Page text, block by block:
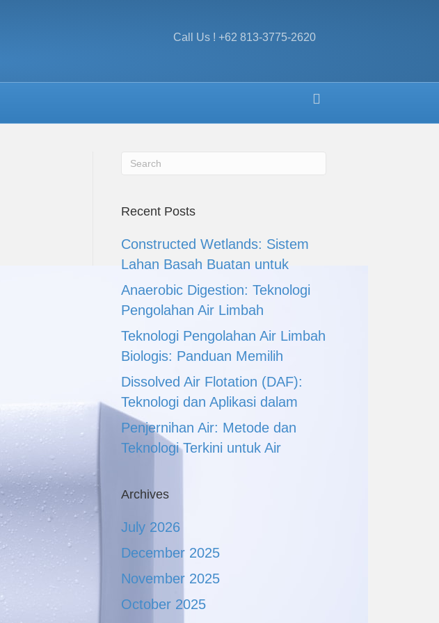
Call Us ! +62 813-3775-2620
Recent Posts
Constructed Wetlands: Sistem
Lahan Basah Buatan untuk
Anaerobic Digestion: Teknologi
Pengolahan Air Limbah
Teknologi Pengolahan Air Limbah
Biologis: Panduan Memilih
Dissolved Air Flotation (DAF):
Teknologi dan Aplikasi dalam
Penjernihan Air: Metode dan
Teknologi Terkini untuk Air
Archives
July 2026
December 2025
November 2025
October 2025